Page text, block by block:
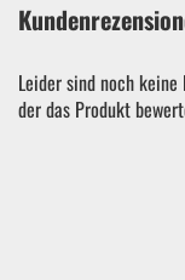
Leider sind noch
der das Produkt